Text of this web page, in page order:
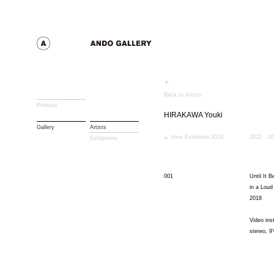
Produce
Gallery
Artists
Exhibitions
Back to Artists
HIRAKAWA Youki
View Exhibition 2018 2022
001
Until It
in a Loud
2018
Video
stereo,